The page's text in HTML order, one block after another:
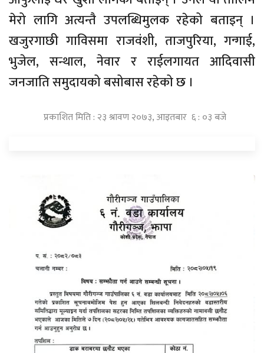
मेरो लागि अत्यन्तै उपलब्धिमुलक रहेको बताइन् ।
खजुरगाछी गाविसमा राजवंशी, ताजपुरिया, गन्गाई,
भुजेल, सन्थाल, नेवार र राईलगायत आदिवासी
जनजाति समुदायको बसोबास रहेको छ ।
प्रकाशित मिति : २३ श्रावण २०७३, आइतबार ६ : ०३ बजे